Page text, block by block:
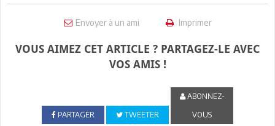
Envoyer à un ami Imprimer
VOUS AIMEZ CET ARTICLE ? PARTAGEZ-LE AVEC
VOS AMIS !
PARTAGER TWEETER
ABONNEZ-
VOUS